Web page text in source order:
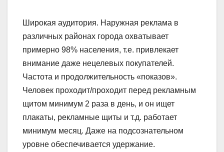
Широкая аудитория. Наружная реклама в
различных районах города охватывает
примерно 98% населения, т.е. привлекает
внимание даже нецелевых покупателей.
Частота и продолжительность «показов».
Человек проходит/проходит перед рекламным
щитом минимум 2 раза в день, и он ищет
плакаты, рекламные щиты и т.д. работает
минимум месяц. Даже на подсознательном
уровне обеспечивается удержание.